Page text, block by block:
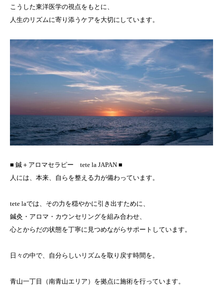
こうした東洋医学の視点をもとに、
人生のリズムに寄り添うケアを大切にしています。
■ 鍼＋アロマセラピー tete la JAPAN ■
人には、本来、自らを整える力が備わっています。
tete laでは、その力を穏やかに引き出すために、
鍼灸・アロマ・カウンセリングを組み合わせ、
心とからだの状態を丁寧に見つめながらサポートしています。
日々の中で、自分らしいリズムを取り戻す時間を。
青山一丁目（南青山エリア）を拠点に施術を行っています。